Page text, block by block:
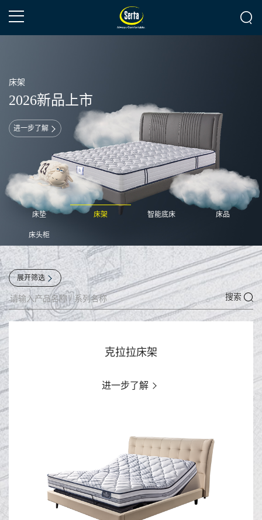
床架
2026新品上市
进一步了解
床垫 床架 智能底床 床品
床头柜
展开筛选
搜索
克拉拉床架
进一步了解